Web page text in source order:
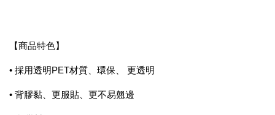
【商品特色】
• 採用透明PET材質、環保、 更透明
• 背膠黏、更服貼、更不易翹邊